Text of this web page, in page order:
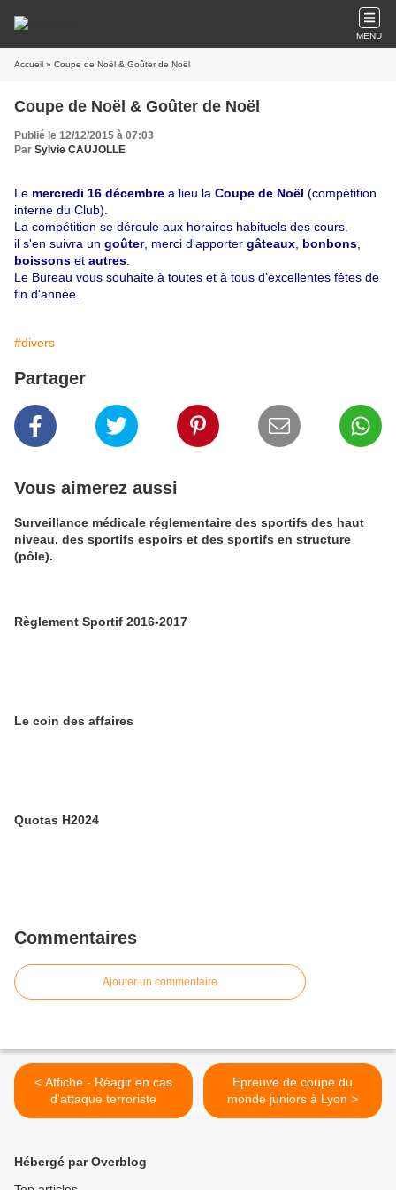
MENU
Accueil » Coupe de Noël & Goûter de Noël
Coupe de Noël & Goûter de Noël
Publié le 12/12/2015 à 07:03
Par Sylvie CAUJOLLE
Le mercredi 16 décembre a lieu la Coupe de Noël (compétition
interne du Club).
La compétition se déroule aux horaires habituels des cours.
il s'en suivra un goûter, merci d'apporter gâteaux bonbons
boissons et autres
Le Bureau vous souhaite à toutes et à tous d'excellentes fêtes de
fin d'année.
#divers
Partager
Vous aimerez aussi
Surveillance médicale réglementaire des sportifs des haut
niveau, des sportifs espoirs et des sportifs en structure
(pôle).
Règlement Sportif 2016-2017
Le coin des affaires
Quotas H2024
Commentaires
Ajouter un commentaire
< Affiche - Réagir en cas
d'attaque terroriste
Epreuve de coupe du
monde juniors à Lyon >
Hébergé par Overblog